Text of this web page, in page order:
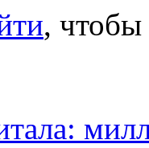
, чтобы